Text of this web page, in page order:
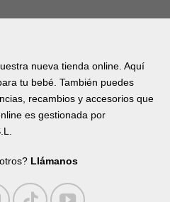
nueva tienda online. Aquí
tu bebé. También puedes
recambios y accesorios que
es gestionada por
Llámanos